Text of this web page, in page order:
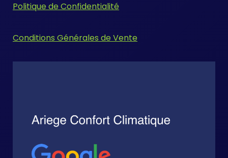
Politique de Confidentialité
Conditions Générales de Vente